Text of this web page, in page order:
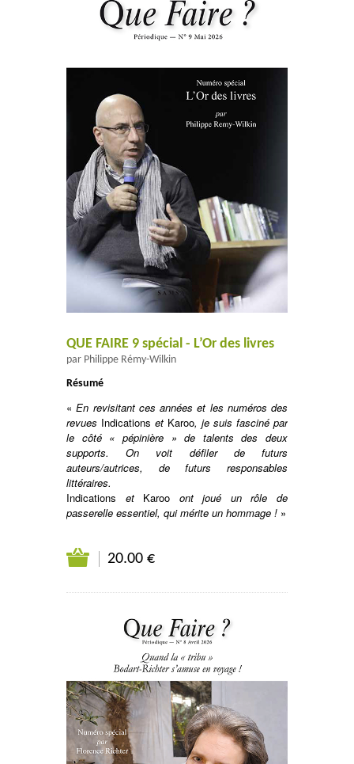
QUE FAIRE 9 spécial - L’Or des livres
par Philippe Rémy-Wilkin
Résumé
«En revisitant ces années et les numéros des
revues Indications et Karoo, je suis fasciné par
le côté « pépinière » de talents des deux
supports. On voit défiler de futurs
auteurs/autrices, de futurs responsables
littéraires.
Indications et Karoo ont joué un rôle de
passerelle essentiel, qui mérite un hommage ! »
20.00 €